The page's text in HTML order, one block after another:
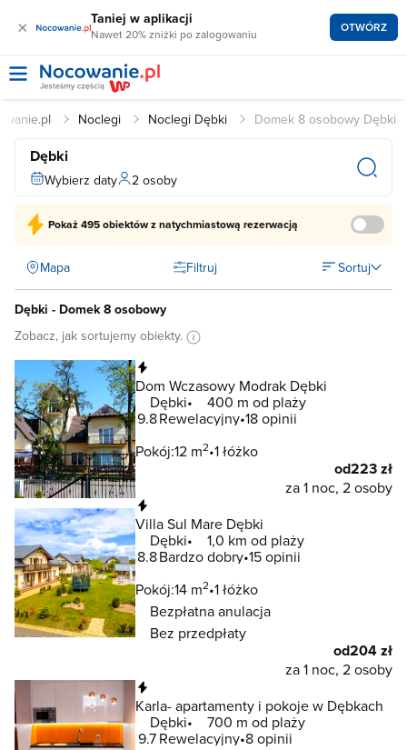
× Taniej w aplikacji
Nawet 20% zniżki po zalogowaniu OTWÓRZ
Noclegi Noclegi Dębki Domek 8 osobowy Dębki
Dębki
Wybierz daty 2 osoby
Pokaż495 obiektówz natychmiastową rezerwacją
Mapa Filtruj Sortuj
Dębki - Domek 8 osobowy
Zobacz, jak sortujemy obiekty.
Dom Wczasowy Modrak Dębki
Dębki
400 m od plaży
9.8Rewelacyjny 18 opinii
Pokój:12 m2 1 łóżko
od223 zł
za 1 noc, 2 osoby
Villa Sul Mare Dębki
Dębki
1,0 km od plaży
8.8Bardzo dobry 15 opinii
Pokój:14 m2 1 łóżko
Bezpłatna anulacja
Bez przedpłaty
od204 zł
za 1 noc, 2 osoby
Karla- apartamenty i pokoje w Dębkach
Dębki
700 m od plaży
9.7Rewelacyjny 8 opinii